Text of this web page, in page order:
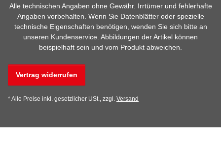
Alle technischen Angaben ohne Gewähr. Irrtümer und fehlerhafte
Angaben vorbehalten. Wenn Sie Datenblätter oder spezielle
technische Eigenschaften benötigen, wenden Sie sich bitte an
unseren Kundenservice. Abbildungen der Artikel können
beispielhaft sein und vom Produkt abweichen.
Vertrag widerrufen
* Alle Preise inkl. gesetzlicher USt., zzgl. Versand